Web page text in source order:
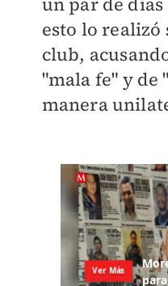
esto lo
club,
"mala fe" y de
manera